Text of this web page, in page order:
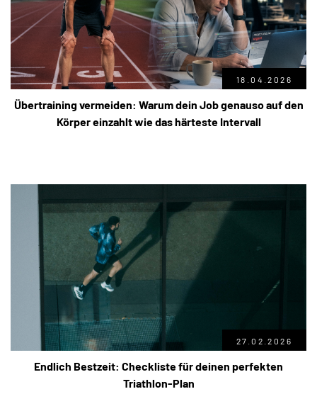
18.04.2026
Übertraining vermeiden: Warum dein Job genauso auf den
Körper einzahlt wie das härteste Intervall
27.02.2026
Endlich Bestzeit: Checkliste für deinen perfekten
Triathlon-Plan